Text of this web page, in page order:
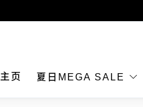
主页 夏日MEGA SALE